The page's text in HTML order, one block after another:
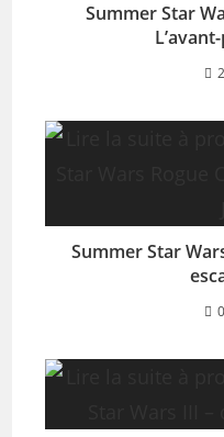
Summer Star
Summer Star